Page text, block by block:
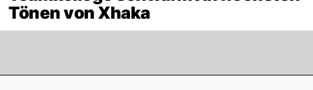
Tönen von Xhaka